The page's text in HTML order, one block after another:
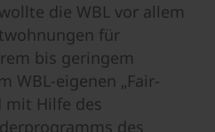
die WBL vor allem
für
bis geringem
WBL-eigenen „Fair-
mit Hilfe des
des